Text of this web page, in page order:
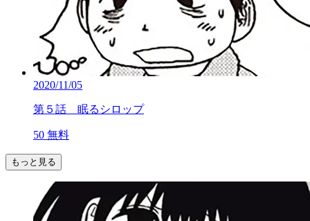
2020/11/05
第５話 眠るシロップ
50 無料
もっと見る